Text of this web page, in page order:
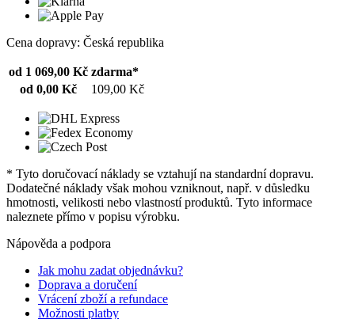
Cena dopravy: Česká republika
od 1 069,00 Kč zdarma*
od 0,00 Kč
109,00 Kč
* Tyto doručovací náklady se vztahují na standardní dopravu.
Dodatečné náklady však mohou vzniknout, např. v důsledku
hmotnosti, velikosti nebo vlastností produktů. Tyto informace
naleznete přímo v popisu výrobku.
Nápověda a podpora
Jak mohu zadat objednávku?
Doprava a doručení
Vrácení zboží a refundace
Možnosti platby